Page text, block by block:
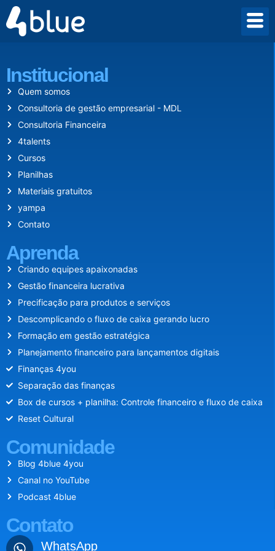
Desde 2009 criamos um mundo onde empreender vale a pena.
Institucional
Quem somos
Consultoria de gestão empresarial - MDL
Consultoria Financeira
4talents
Cursos
Planilhas
Materiais gratuitos
yampa
Contato
Aprenda
Criando equipes apaixonadas
Gestão financeira lucrativa
Precificação para produtos e serviços
Descomplicando o fluxo de caixa gerando lucro
Formação em gestão estratégica
Planejamento financeiro para lançamentos digitais
Finanças 4you
Separação das finanças
Box de cursos + planilha: Controle financeiro e fluxo de caixa
Reset Cultural
Comunidade
Blog 4blue 4you
Canal no YouTube
Podcast 4blue
Contato
WhatsApp